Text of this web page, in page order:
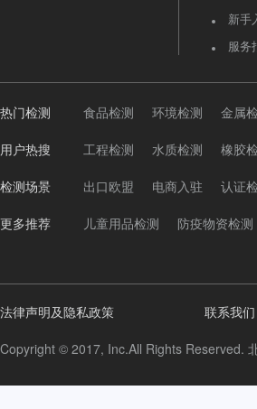
新手
服务
热门检测 食品检测 环境检测 金属
用户热搜 工程检测 水质检测 橡胶
检测场景 出口欧盟 电商入驻 认证
更多推荐 儿童用品检测 防疫物资检测
法律声明及隐私政策 联系我们
Copyright © 2017, Inc.All Rights Reserved.